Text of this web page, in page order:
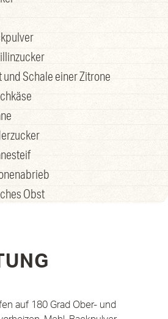
und Schale einer Zitrone
Obst
auf 180 Grad Ober- und